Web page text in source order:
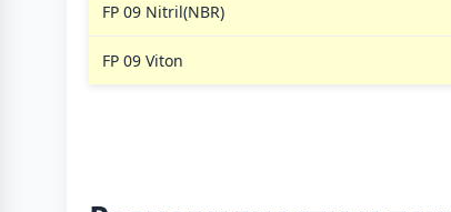
FP 09 Nitril(NBR)
FP 09 Viton